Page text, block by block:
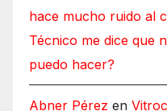
hace mucho ruido al
Técnico me dice que
puedo hacer?
Abner Pérez en